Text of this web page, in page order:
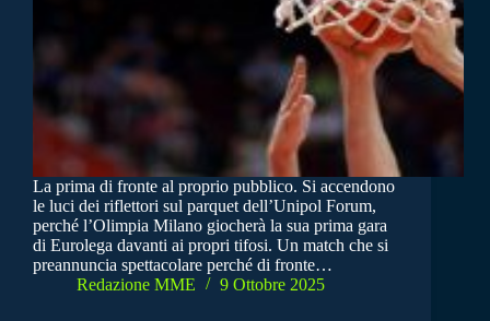
La prima di fronte al proprio pubblico. Si accendono
le luci dei riflettori sul parquet dell’Unipol Forum,
perché l’Olimpia Milano giocherà la sua prima gara
di Eurolega davanti ai propri tifosi. Un match che si
preannuncia spettacolare perché di fronte…
Redazione MME
9 Ottobre 2025